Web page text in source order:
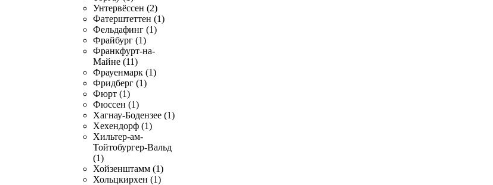
Унтервёссен (2)
Фатерштеттен (1)
Фельдафинг (1)
Фрайбург (1)
Франкфурт-на-
Майне (11)
Фрауенмарк (1)
Фридберг (1)
Фюрт (1)
Фюссен (1)
Хагнау-Бодензее (1)
Хехендорф (1)
Хильтер-ам-
Тойтобургер-Вальд
(1)
Хойзенштамм (1)
Хольцкирхен (1)